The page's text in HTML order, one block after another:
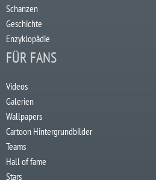
Schanzen
Geschichte
Enzyklopädie
FÜR FANS
Videos
Galerien
Wallpapers
Cartoon Hintergrundbilder
Teams
Hall of fame
Stars